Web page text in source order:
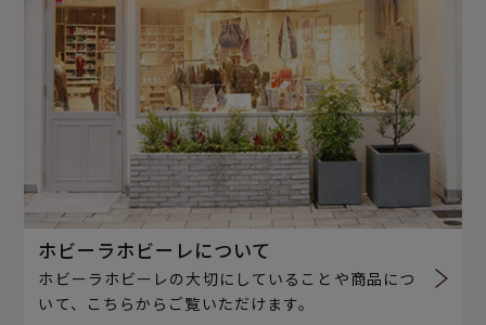
ホビーラホビーレについて
ホビーラホビーレの大切にしていることや商品につ
いて、こちらからご覧いただけます。